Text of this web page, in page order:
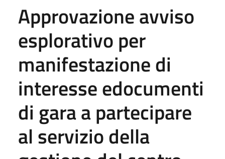
Approvazione avviso
esplorativo per
manifestazione di
interesse edocumenti
di gara a partecipare
al servizio della